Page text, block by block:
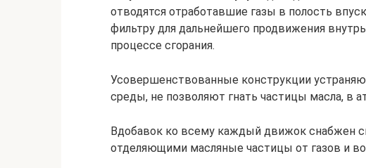
отводятся отработавшие газы в полость
фильтру для дальнейшего продвижения
процессе сгорания.
Усовершенствованные конструкции
среды, не позволяют гнать частицы масла, в
Вдобавок ко всему каждый движок снабжен
отделяющими масляные частицы от газов и